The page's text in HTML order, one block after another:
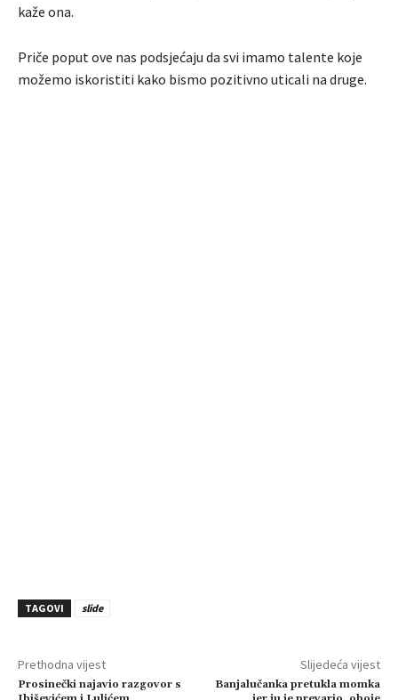
kaže ona.
Priče poput ove nas podsjećaju da svi imamo talente koje
možemo iskoristiti kako bismo pozitivno uticali na druge.
TAGOVI slide
Prethodna vijest
Prosinečki najavio razgovor s
Slijedeća vijest
Banjalučanka pretukla momka